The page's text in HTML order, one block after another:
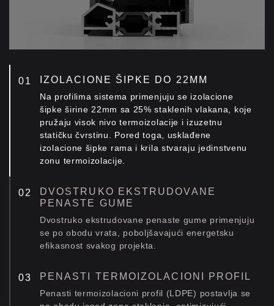
Automatska brava
SMART HOME REŠENJA
otiska prsta ili dodirnog ekrana i uživajte u
potpunoj kontroli i bezbednosti u realnom
vremenu. Naša elegantna, izdržljiva i jednostavna
za ugradnju rešenja donose Smart Home
tehnologiju u vaš dom ili poslovni prostor.
Automatska brava
IZOLACIONE ŠIPKE DO 22MM
Na profilima sistema primenjuju se izolacione
šipke širine 22mm sa 25% staklenih vlakana, koje
pružaju visok nivo termoizolacije i izuzetnu
statičku čvrstinu. Pored toga, usklađene
izolacione šipke rama i krila stvaraju jedinstvenu
zonu termoizolacije.
DVOSTRUKO EKSTRUDOVANE
PENASTE GUME
Dvostruko ekstrudovane penaste gume primenjuju
se po obodu vrata, poboljšavajući energetsku
efikasnost svakog projekta.
PENASTI TERMOIZOLACIONI PROFIL
Penasti termoizolacioni profil (LDPE) postavlja se